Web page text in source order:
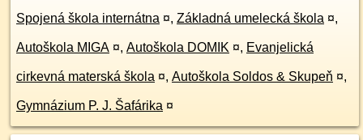
Spojená škola internátna ¤, Základná umelecká škola ¤,
Autoškola MIGA ¤, Autoškola DOMIK ¤, Evanjelická
cirkevná materská škola ¤, Autoškola Soldos & Skupeň ¤,
Gymnázium P. J. Šafárika ¤